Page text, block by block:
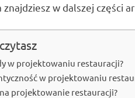
w dalszej części
w projektowaniu restauracji?
w projektowaniu
projektowanie restauracji?